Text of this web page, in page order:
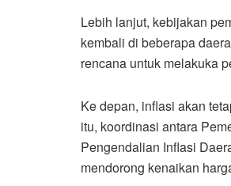
Lebih lanjut, kebijakan
kembali di beberapa
rencana untuk melakuka
Ke depan, inflasi akan
itu, koordinasi antara
Pengendalian Inflasi
mendorong kenaikan